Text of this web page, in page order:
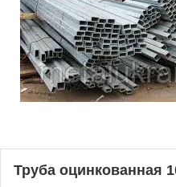
Труба оцинкованная